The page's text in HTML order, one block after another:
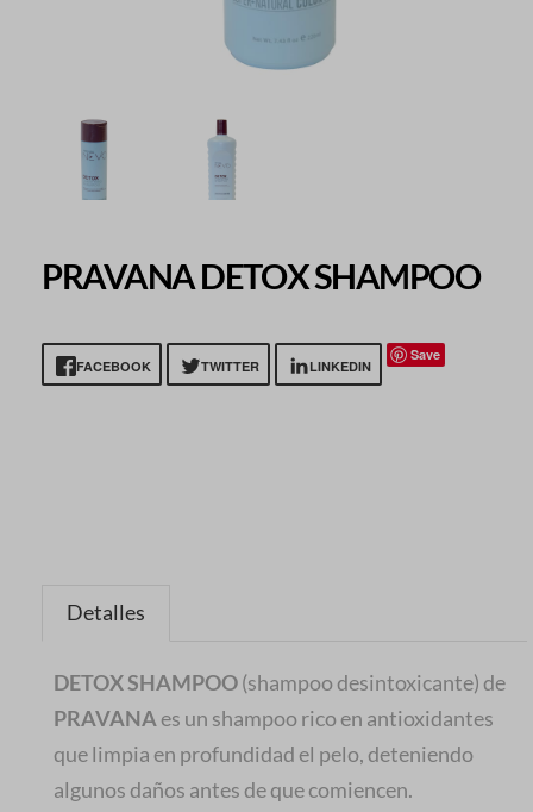
PRAVANA DETOX SHAMPOO
FACEBOOK TWITTER LINKEDIN
Save
Detalles
DETOX SHAMPOO(shampoo desintoxicante) de
PRAVANA es un shampoo rico en antioxidantes
que limpia en profundidad el pelo, deteniendo
algunos daños antes de que comiencen.